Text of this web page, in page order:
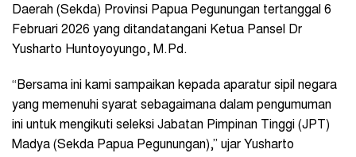
Daerah (Sekda) Provinsi Papua Pegunungan tertanggal 6
Februari 2026 yang ditandatangani Ketua Pansel Dr
Yusharto Huntoyoyungo, M.Pd.
“Bersama ini kami sampaikan kepada aparatur sipil negara
yang memenuhi syarat sebagaimana dalam pengumuman
ini untuk mengikuti seleksi Jabatan Pimpinan Tinggi (JPT)
Madya (Sekda Papua Pegunungan),” ujar Yusharto